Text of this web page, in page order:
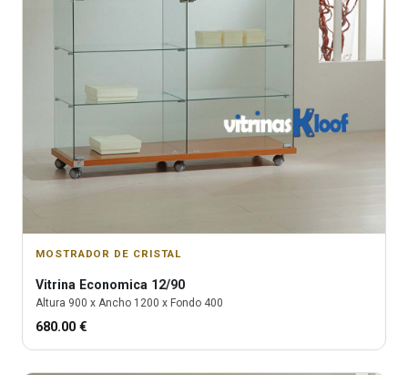
MOSTRADOR DE CRISTAL
Vitrina Economica 12/90
Altura 900 x Ancho 1200 x Fondo 400
680.00 €